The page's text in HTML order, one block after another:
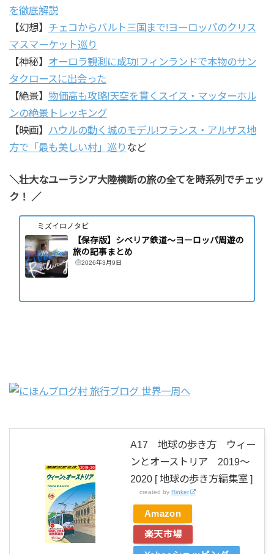
を徹底解説
【幻想】 チェコからバルト三国まで!ヨーロッパのクリス
マスマーケット巡り
【神秘】 オーロラ観測に成功!フィンランドで本物のサン
タクロースに出会った
【絶景】 物価高も攻略!天空を貫くスイス・マッターホル
ンの絶景トレッキング
【映画】 ハウルの動く城のモデル!フランス・アルザス地
方で「最も美しい村」巡り など
＼壮大なユーラシア大陸横断の旅の全てを時系列でチェッ
ク！
／
ミズイロノタビ
【保存版】シベリア鉄道～ヨーロッパ周遊の
旅の記事まとめ
2026年3月9日
A17 地球の歩き方 ウィー
ンとオーストリア 2019〜
2020 [ 地球の歩き方編集室 ]
created by Rinker
Amazon
楽天市場